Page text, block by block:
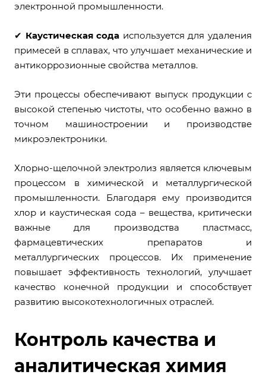
электронной промышленности.
✔ Каустическая сода используется для удаления
примесей в сплавах, что улучшает механические и
антикоррозионные свойства металлов.
Эти процессы обеспечивают выпуск продукции с
высокой степенью чистоты, что особенно важно в
точном машиностроении и производстве
микроэлектроники.
Хлорно-щелочной электролиз является ключевым
процессом в химической и металлургической
промышленности. Благодаря ему производится
хлор и каустическая сода – вещества, критически
важные для производства пластмасс,
фармацевтических препаратов и
металлургических процессов. Их применение
повышает эффективность технологий, улучшает
качество конечной продукции и способствует
развитию высокотехнологичных отраслей.
Контроль качества и
аналитическая химия